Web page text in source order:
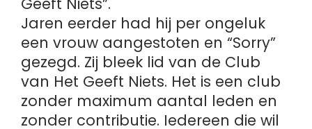
Geeft Niets”.
Jaren eerder had hij per ongeluk
een vrouw aangestoten en “Sorry”
gezegd. Zij bleek lid van de Club
van Het Geeft Niets. Het is een club
zonder maximum aantal leden en
zonder contributie. Iedereen die wil